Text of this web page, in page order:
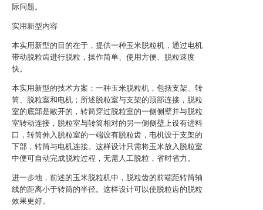
际问题。
实用新型内容
本实用新型的目的在于，提供一种玉米脱粒机，通过电机
带动脱粒齿进行脱粒，操作简单、使用方便、脱粒速度
快。
本实用新型的技术方案：一种玉米脱粒机，包括支架、转
筒、脱粒室和电机；所述脱粒室与支架的顶部连接，脱粒
室的底部是敞开的，转筒穿过脱粒室的一侧侧壁并与脱粒
室转动连接，脱粒室与转筒相对的另一侧侧壁上设有进料
口，转筒伸入脱粒室的一端设有脱粒齿，电机设于支架的
下部，转筒与电机连接。这样设计只需将玉米放入脱粒室
中便可自动完成脱粒过程，无需人工脱粒，省时省力。
进一步地，前述的玉米脱粒机中，脱粒齿的前端距转筒轴
线的距离小于转筒的半径。这样设计可以使脱粒齿的脱粒
效果更好。